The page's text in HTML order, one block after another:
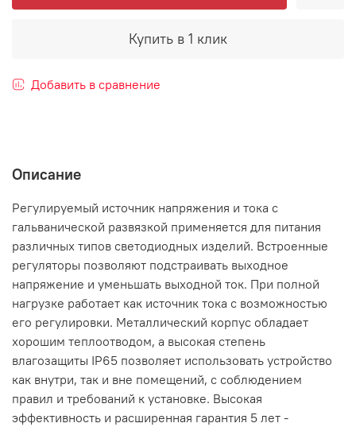
Купить в 1 клик
Добавить в сравнение
Описание
Регулируемый источник напряжения и тока с
гальванической развязкой применяется для питания
различных типов светодиодных изделий. Встроенные
регуляторы позволяют подстраивать выходное
напряжение и уменьшать выходной ток. При полной
нагрузке работает как источник тока с возможностью
его регулировки. Металлический корпус обладает
хорошим теплоотводом, а высокая степень
влагозащиты IP65 позволяет использовать устройство
как внутри, так и вне помещений, с соблюдением
правил и требований к установке. Высокая
эффективность и расширенная гарантия 5 лет -